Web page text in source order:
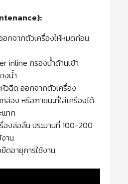
อกจากตัวเครื่องให้หมดก่อน
inline กรองน้ำด้านเข้า
งน้ำ
วฉีด ออกจากตัวเครื่อง
ล่อง หรือภาชนะที่ใส่เครื่องได้
ทก
องล่อลื่น ประมานที่ 100-200
าน
ดอายุการใช้งาน